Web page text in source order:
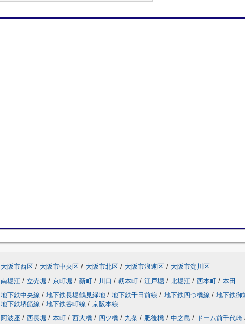
大阪市西区 / 大阪市中央区 / 大阪市北区 / 大阪市浪速区 / 大阪市淀川区
南堀江 / 立売堀 / 京町堀 / 新町 / 川口 / 靱本町 / 江戸堀 / 北堀江 / 西本町 / 本田
地下鉄中央線 / 地下鉄長堀鶴見緑地 / 地下鉄千日前線 / 地下鉄四つ橋線 / 地下鉄御
地下鉄堺筋線 / 地下鉄谷町線 / 京阪本線
阿波座 / 西長堀 / 本町 / 西大橋 / 四ツ橋 / 九条 / 肥後橋 / 中之島 / ドーム前千代崎